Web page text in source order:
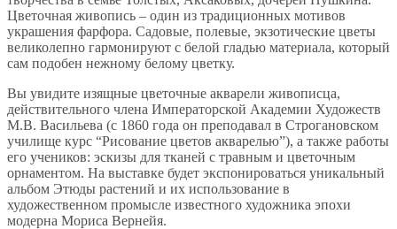
Цветочная живопись – один из традиционных мотивов
украшения фарфора. Садовые, полевые, экзотические цветы
великолепно гармонируют с белой гладью материала, который
сам подобен нежному белому цветку.
Вы увидите изящные цветочные акварели живописца,
действительного члена Императорской Академии Художеств
М.В. Васильева (с 1860 года он преподавал в Строгановском
училище курс “Рисование цветов акварелью”), а также работы
его учеников: эскизы для тканей с травным и цветочным
орнаментом. На выставке будет экспонироваться уникальный
альбом Этюды растений и их использование в
художественном промысле известного художника эпохи
модерна Мориса Вернейя.